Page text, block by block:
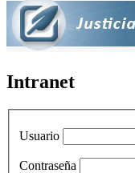
Intranet
Usuario
Contraseña